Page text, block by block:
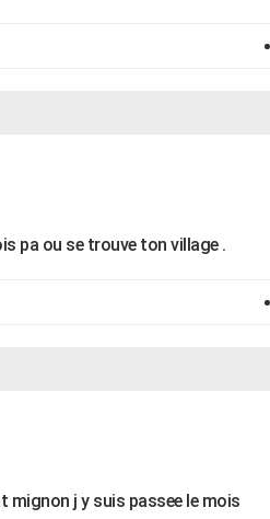
pa ou se trouve ton village .
j y suis passee le mois